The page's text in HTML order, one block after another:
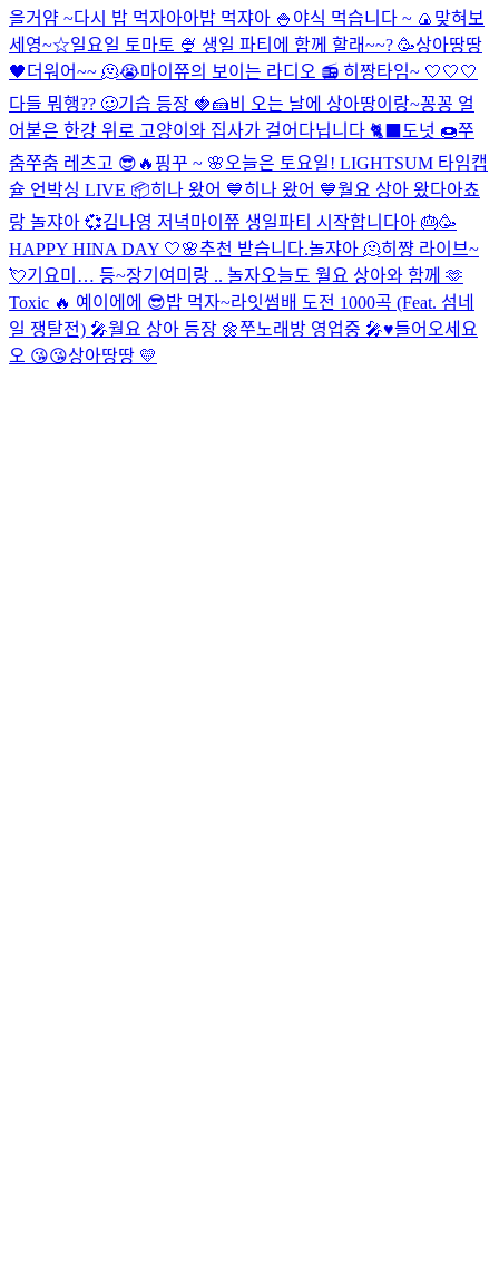
을거얌 ~다시 밥 먹자아아밥 먹쟈아 🍚 야식 먹습니다 ~ 🍙 맞혀보
세영~☆일요일 토마토 🍨 생일 파티에 함께 할래~~? 🥳상아땅땅
🖤더워어~~ 🫠😭마이쮸의 보이는 라디오 📻 히짱타임~ 🤍🤍🤍
다들 뭐행?? 🥴기습 등장 🍓🍰비 오는 날에 상아땅이랑~꽁꽁 얼
어붙은 한강 위로 고양이와 집사가 걸어다닙니다 🐈‍⬛️
도넛 🍩쭈
춤쭈춤 레츠고 😎🔥 핑꾸 ~ 🌸 오늘은 토요일! LIGHTSUM 타임캡
슐 언박싱 LIVE 📦히나 왔어 💙히나 왔어 💙월요 상아 왔다아쵸
랑 놀쟈아 💞김나영 저녁마이쮸 생일파티 시작합니다아 🎂🥳
HAPPY HINA DAY 🤍🌸추천 받습니다.놀쟈아 🫠히쨩 라이브~
💘기요미… 등~장기여미랑 .. 놀자오늘도 월요 상아와 함께 🫶
Toxic 🔥 예이에에 😎밥 먹자~라잇썸배 도전 1000곡 (Feat. 섬네
일 쟁탈전) 🎤월요 상아 등장 🌼쭈노래방 영업중 🎤♥️들어오세요
오 😘😘상아땅땅 💛